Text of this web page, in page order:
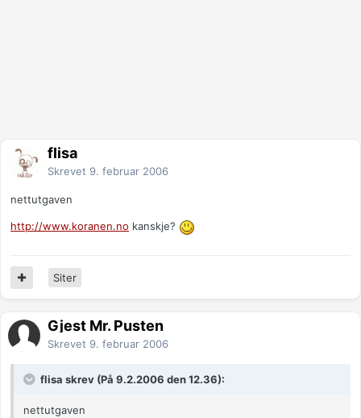
flisa
Skrevet 9. februar 2006
nettutgaven
http://www.koranen.no kanskje?
Siter
Gjest Mr. Pusten
Skrevet 9. februar 2006
flisa skrev (På 9.2.2006 den 12.36):
nettutgaven